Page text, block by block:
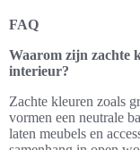
FAQ
Waarom zijn zachte
interieur?
Zachte kleuren zoals
vormen een neutrale
laten meubels en